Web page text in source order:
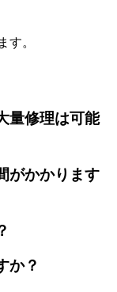
す。
量修理は可能
がかかります
か？